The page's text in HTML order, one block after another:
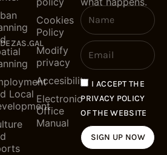
Local
Cookies
Policy
Modify
privacy
Accesibility
Electronic
Office
Manual
I ACCEPT THE
PRIVACY POLICY
OF THE WEBSITE
SIGN UP NOW